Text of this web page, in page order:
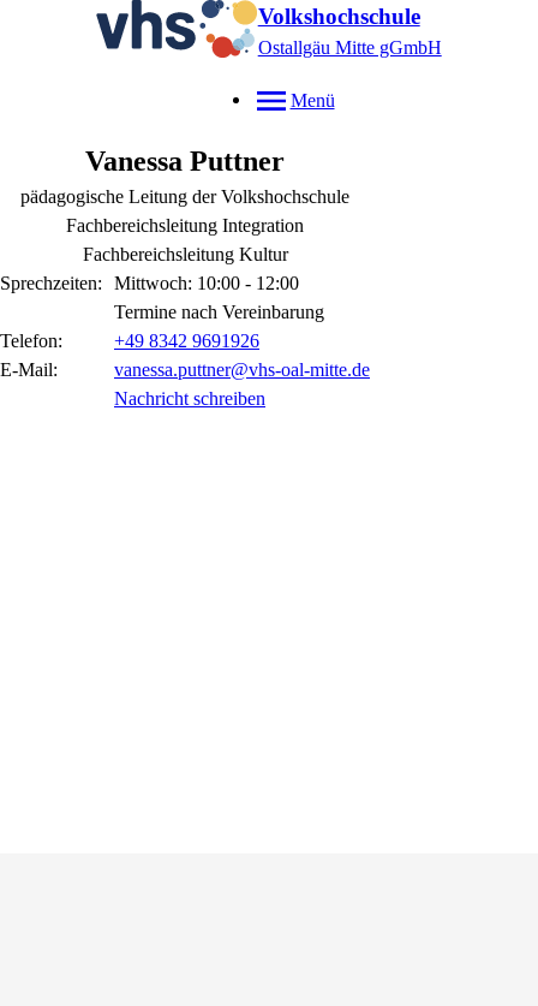
Volkshochschule
Ostallgäu Mitte gGmbH
Menü
Vanessa Puttner
pädagogische Leitung der Volkshochschule
Fachbereichsleitung Integration
Fachbereichsleitung Kultur
Sprechzeiten:
Mittwoch: 10:00 - 12:00
Termine nach Vereinbarung
Telefon:
+49 8342 9691926
E-Mail:
vanessa.puttner@vhs-oal-mitte.de
Nachricht schreiben